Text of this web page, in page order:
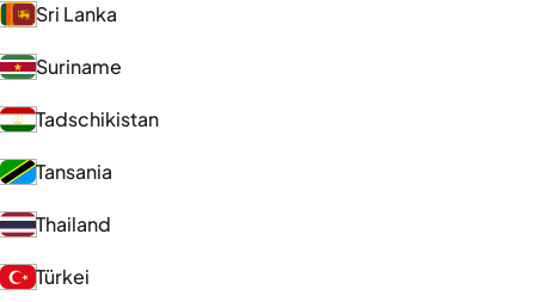
Sri Lanka
Suriname
Tadschikistan
Tansania
Thailand
Türkei